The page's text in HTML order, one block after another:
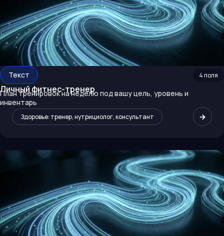
Текст 4поля
Личный фитнес-тренер
План тренировок на неделю под вашу цель, уровень и
инвентарь
Здоровье: тренер, нутрициолог, консультант →